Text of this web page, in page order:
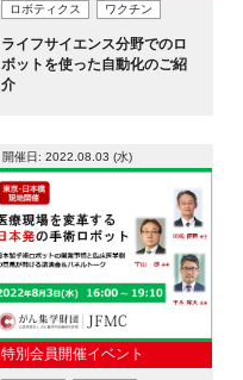
ロボティクス ワクチン
ライフサイエンス分野でのロ
ボットを使った自動化のご紹
介
開催日: 2022.08.03 (水)
特別会員開催イベント